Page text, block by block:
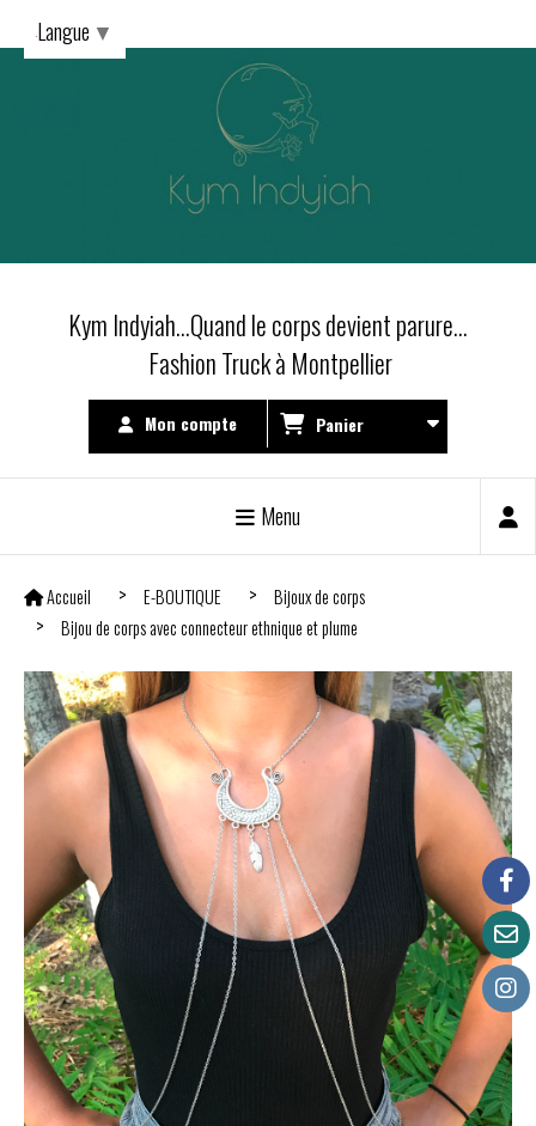
Kym Indyiah...Quand le corps devient parure...
Fashion Truck à Montpellier
Mon compte Panier
Menu
Accueil E-BOUTIQUE
Bijoux de corps
Bijou de corps avec connecteur ethnique et plume
Langue ▼